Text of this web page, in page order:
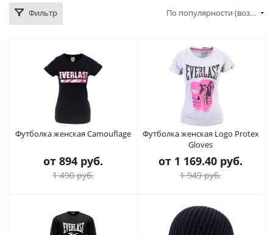
Фильтр По популярности (возрастание)
Футболка женская Camouflage
от 894 руб.
1 490 руб.
Футболка женская Logo Protex
Gloves
от 1 169.40 руб.
1 949 руб.